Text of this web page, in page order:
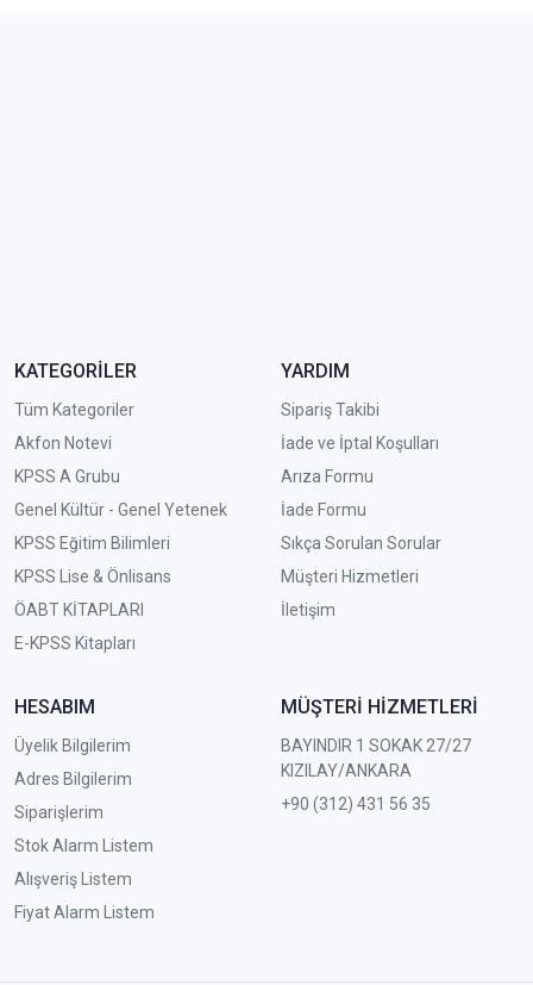
KATEGORİLER
Tüm Kategoriler
Akfon Notevi
KPSS A Grubu
Genel Kültür - Genel Yetenek
KPSS Eğitim Bilimleri
KPSS Lise & Önlisans
ÖABT KİTAPLARI
E-KPSS Kitapları
YARDIM
Sipariş Takibi
İade ve İptal Koşulları
Arıza Formu
İade Formu
Sıkça Sorulan Sorular
Müşteri Hizmetleri
İletişim
HESABIM
Üyelik Bilgilerim
Adres Bilgilerim
Siparişlerim
Stok Alarm Listem
Alışveriş Listem
Fiyat Alarm Listem
MÜŞTERİ HİZMETLERİ
BAYINDIR 1 SOKAK 27/27
KIZILAY/ANKARA
+90 (312) 431 56 35